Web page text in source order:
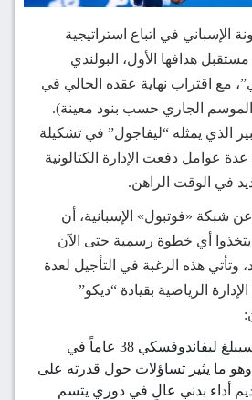
الإسباني في اتباع استراتيجية
هدافها الأول، البولندي
مع اقتراب نهاية عقده الحالي في
بنهاية الموسم الجاري حسب بنود معينة).
الذي يمثله “ليفاجول” في تشكيلة
عدة عوامل دفعت الإدارة الكتالونية
في الوقت الراهن.
شبكة «فوتبول» الإسبانية، أن
أي خطوة رسمية حتى الآن
وتأتي هذه الرغبة في التأجيل لعدة
الرياضية بقيادة “ديكو”
العامل العمري: سيبلغ ليفاندوفسكي 38 عاماً في
وهو ما يثير تساؤلات حول قدرته على
أداء بدني عالٍ في دوري يتسم